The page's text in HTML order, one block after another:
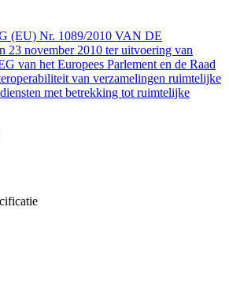
(EU) Nr. 1089/2010 VAN DE
23 november 2010 ter uitvoering van
van het Europees Parlement en de Raad
van verzamelingen ruimtelijke
met betrekking tot ruimtelijke